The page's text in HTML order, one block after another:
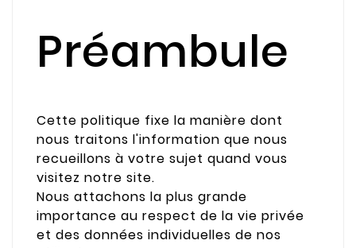
Préambule
Cette politique fixe la manière dont
nous traitons l'information que nous
recueillons à votre sujet quand vous
visitez notre site.
Nous attachons la plus grande
importance au respect de la vie privée
et des données individuelles de nos